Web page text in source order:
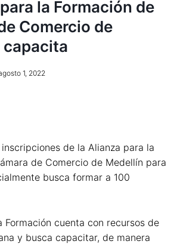
la Formación de
Comercio de
1, 2022
de la Alianza para la
de Comercio de Medellín para
busca formar a 100
Formación cuenta con recursos de
y busca capacitar, de manera